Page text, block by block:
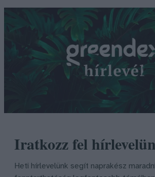
Iratkozz fel
Heti hírlevelünk segít naprakész